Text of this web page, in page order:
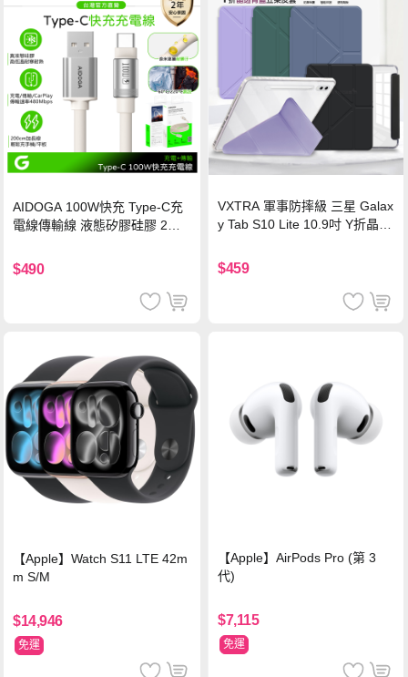
AIDOGA 100W快充 Type-C充
電線傳輸線 液態矽膠硅膠 2M
$490
VXTRA 軍事防摔級 三星 Galax
y Tab S10 Lite 10.9吋 Y折晶透
$459
【Apple】Watch S11 LTE 42m
m S/M
$14,946
免運
【Apple】AirPods Pro (第 3
代)
$7,115
免運